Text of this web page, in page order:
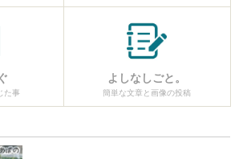
た事
よしなしごと。
簡単な文章と画像の投稿